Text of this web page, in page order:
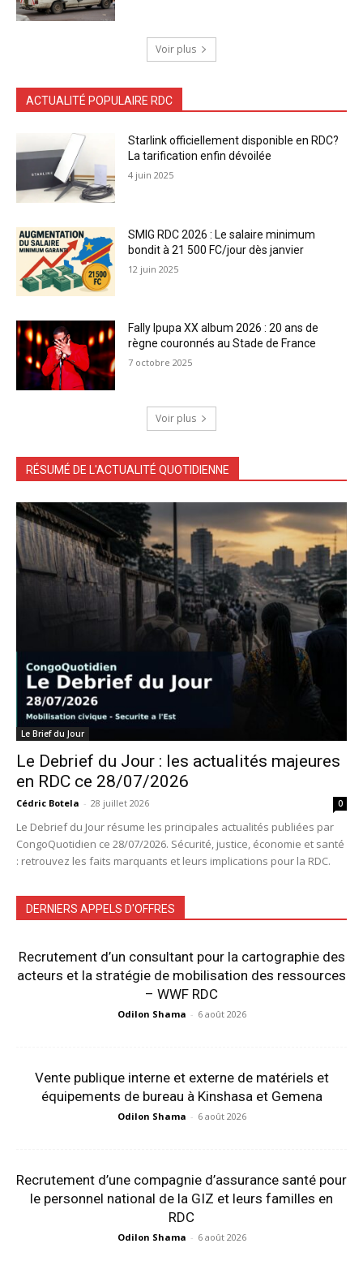
Voir plus
ACTUALITÉ POPULAIRE RDC
Starlink officiellement disponible en RDC?
La tarification enfin dévoilée
4 juin 2025
SMIG RDC 2026 : Le salaire minimum
bondit à 21 500 FC/jour dès janvier
12 juin 2025
Fally Ipupa XX album 2026 : 20 ans de
règne couronnés au Stade de France
7 octobre 2025
Voir plus
RÉSUMÉ DE L'ACTUALITÉ QUOTIDIENNE
Le Brief du Jour
Le Debrief du Jour : les actualités majeures
en RDC ce 28/07/2026
Cédric Botela - 28 juillet 2026 0
Le Debrief du Jour résume les principales actualités publiées par
CongoQuotidien ce 28/07/2026. Sécurité, justice, économie et santé
: retrouvez les faits marquants et leurs implications pour la RDC.
DERNIERS APPELS D'OFFRES
Recrutement d’un consultant pour la cartographie des
acteurs et la stratégie de mobilisation des ressources
– WWF RDC
Odilon Shama - 6 août 2026
Vente publique interne et externe de matériels et
équipements de bureau à Kinshasa et Gemena
Odilon Shama - 6 août 2026
Recrutement d’une compagnie d’assurance santé pour
le personnel national de la GIZ et leurs familles en
RDC
Odilon Shama - 6 août 2026